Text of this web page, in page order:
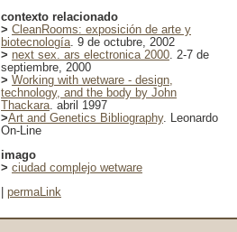
contexto relacionado
> CleanRooms: exposición de arte y
biotecnología. 9 de octubre, 2002
> next sex. ars electronica 2000. 2-7 de
septiembre, 2000
> Working with wetware - design,
technology, and the body by John
Thackara. abril 1997
>Art and Genetics Bibliography. Leonardo
On-Line
imago
> ciudad complejo wetware
permaLink